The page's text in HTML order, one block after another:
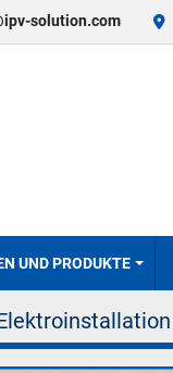
solution.com
UND PRODUKTE